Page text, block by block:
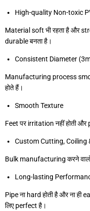
High-quality Non-toxic
Material soft भी रहता है और
durable बनता है।
Consistent Diameter
Manufacturing process
होते हैं।
Smooth Texture
Feet पर irritation नहीं होती
Custom Cutting, Coiling
Bulk manufacturing करने
Long-lasting
Pipe ना hard होती है और ना
लिए perfect है।